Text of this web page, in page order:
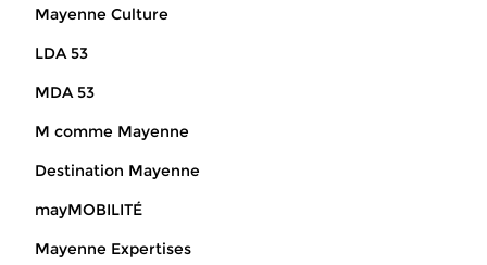
Mayenne Culture
LDA 53
MDA 53
M comme Mayenne
Destination Mayenne
mayMOBILITÉ
Mayenne Expertises